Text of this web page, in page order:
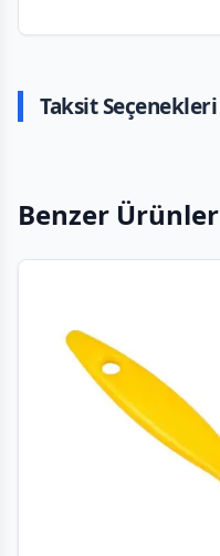
Taksit Seçenekleri
Benzer Ürünler